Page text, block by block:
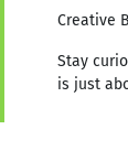
Creative
Stay
is just